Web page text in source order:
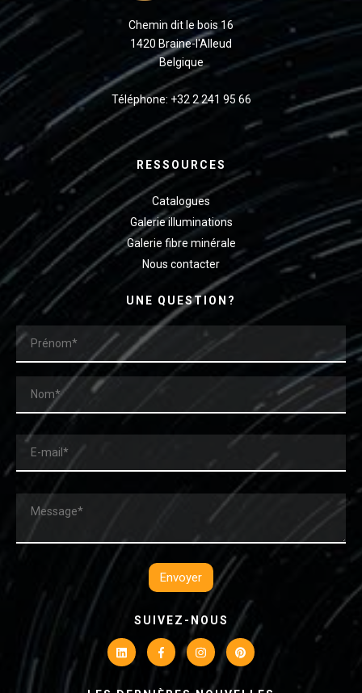
Chemin dit le bois 16
1420 Braine-l'Alleud
Belgique
Téléphone: +32 2 241 95 66
RESSOURCES
Catalogues
Galerie illuminations
Galerie fibre minérale
Nous contacter
UNE QUESTION?
SUIVEZ-NOUS